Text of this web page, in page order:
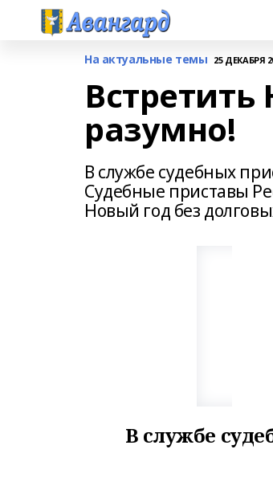
На актуальные темы 25 ДЕКАБРЯ
Встретить
разумно!
В службе судебных
Судебные приставы
Новый год без
В службе